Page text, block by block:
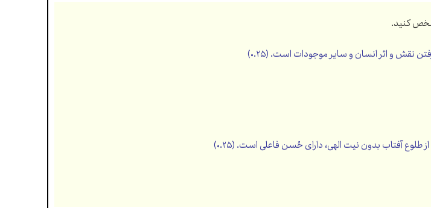
نقش و اثر انسان و سایر موجودات است. (۰.۲۵)
آفتاب بدون نیت الهی، دارای حُسن فاعلی است. (۰.۲۵)